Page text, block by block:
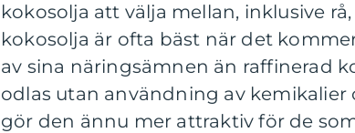
kokosolja att välja mellan, inklusive
kokosolja är ofta bäst när det
av sina näringsämnen än raffinerad
odlas utan användning av
gör den ännu mer attraktiv för de